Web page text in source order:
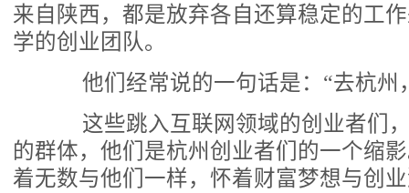
来自陕西，都是放弃各自还算稳定的工
学的创业团队。
他们经常说的一句话是：“去杭州
这些跳入互联网领域的创业者们，
的群体，他们是杭州创业者们的一个缩
着无数与他们一样，怀着财富梦想与创